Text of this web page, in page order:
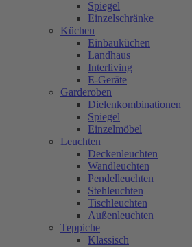
Spiegel
Einzelschränke
Küchen
Einbauküchen
Landhaus
Interliving
E-Geräte
Garderoben
Dielenkombinationen
Spiegel
Einzelmöbel
Leuchten
Deckenleuchten
Wandleuchten
Pendelleuchten
Stehleuchten
Tischleuchten
Außenleuchten
Teppiche
Klassisch